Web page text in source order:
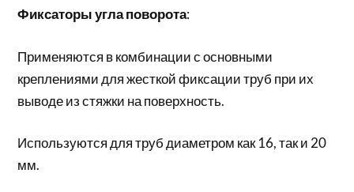
Фиксаторы угла поворота:
Применяются в комбинации с основными
креплениями для жесткой фиксации труб при их
выводе из стяжки на поверхность.
Используются для труб диаметром как 16, так и 20
мм.